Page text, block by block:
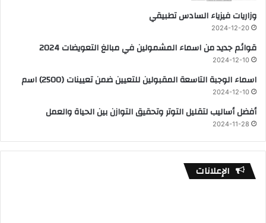
وزاريات فيزياء السادس تطبيقي
2024-12-20
قوائم جديد من اسماء المشمولين في مبالغ التعويضات 2024
2024-12-10
اسماء الوجبة التاسعة المقبولين للتعيين ضمن تعيينات (2500) اسم
2024-12-10
أفضل أساليب لتقليل التوتر وتحقيق التوازن بين الحياة والعمل
2024-11-28
الإعلانات